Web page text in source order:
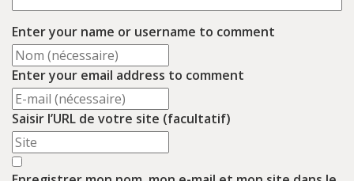
Enter your name or username to comment
Enter your email address to comment
Saisir l’URL de votre site (facultatif)